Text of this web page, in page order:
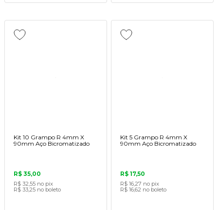
Kit 10 Grampo R 4mm X
90mm Aço Bicromatizado
R$ 35,00
R$ 32,55 no pix
R$ 33,25 no boleto
Kit 5 Grampo R 4mm X
90mm Aço Bicromatizado
R$ 17,50
R$ 16,27 no pix
R$ 16,62 no boleto